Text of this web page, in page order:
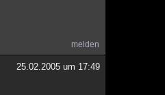
melden
25.02.2005 um 17:49